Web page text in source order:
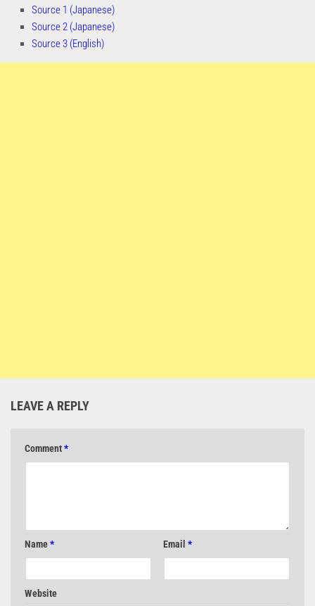
Source 1 (Japanese)
Source 2 (Japanese)
Source 3 (English)
LEAVE A REPLY
Comment*
Name* Email *
Website